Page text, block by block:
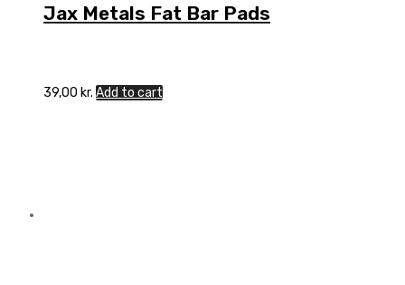
Jax Metals Fat Bar Pads
39,00 kr. Add to cart